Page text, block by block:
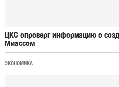
ЦКС опроверг информацию о
Миассом
ЭКОНОМИКА